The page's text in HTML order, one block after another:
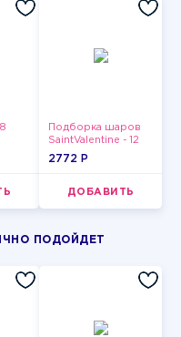
Подборка шаров
SaintValentine - 12
2772 P
ДОБАВИТЬ
ПОДОЙДЕТ